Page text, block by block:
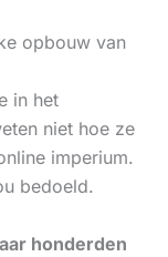
opbouw van
in het
niet hoe ze
imperium.
bedoeld.
honderden